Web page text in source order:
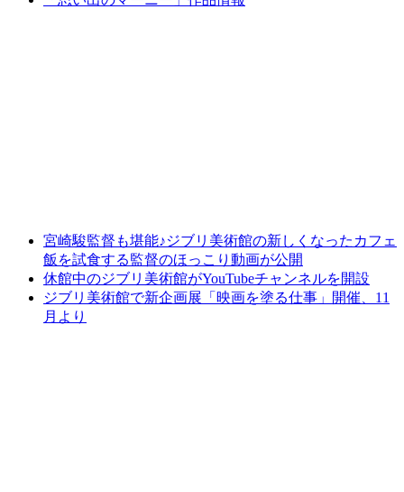
宮崎駿監督も堪能♪ジブリ美術館の新しくなったカフェ
飯を試食する監督のほっこり動画が公開
休館中のジブリ美術館がYouTubeチャンネルを開設
ジブリ美術館で新企画展「映画を塗る仕事」開催、11
月より